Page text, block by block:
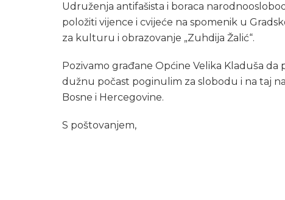
Udruženja antifašista i boraca
položiti vijence i cvijeće na spomenik u
za kulturu i obrazovanje „Zuhdija Žalić“.
Pozivamo građane Općine Velika Kladuša
dužnu počast poginulim za slobodu i na taj
Bosne i Hercegovine.
S poštovanjem,